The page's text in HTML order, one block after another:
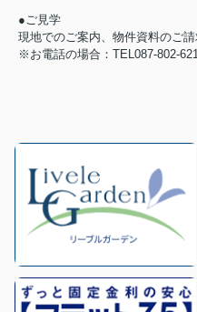
●ご見学
現地でのご案内、物件資料のご
※お電話の場合：TEL087-802-